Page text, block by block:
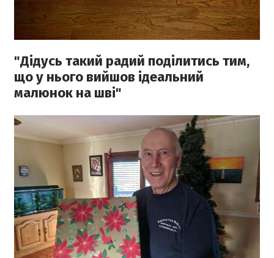
"Дідусь такий радий поділитись тим,
що у нього вийшов ідеальний
малюнок на шві"